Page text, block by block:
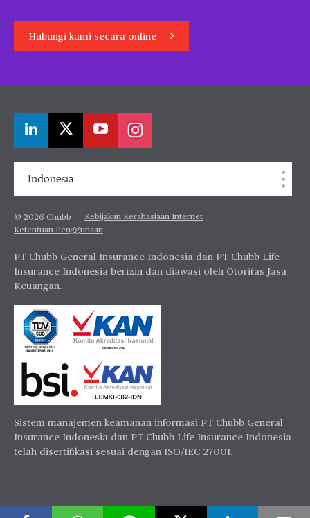
Hubungi kami secara online
Indonesia
© 2026 Chubb
Kebijakan Kerahasiaan Internet
Ketentuan Penggunaan
PT Chubb General Insurance Indonesia dan PT Chubb Life
Insurance Indonesia berizin dan diawasi oleh Otoritas Jasa
Keuangan.
Sistem manajemen keamanan informasi PT Chubb General
Insurance Indonesia dan PT Chubb Life Insurance Indonesia
telah disertifikasi sesuai dengan ISO/IEC 27001.